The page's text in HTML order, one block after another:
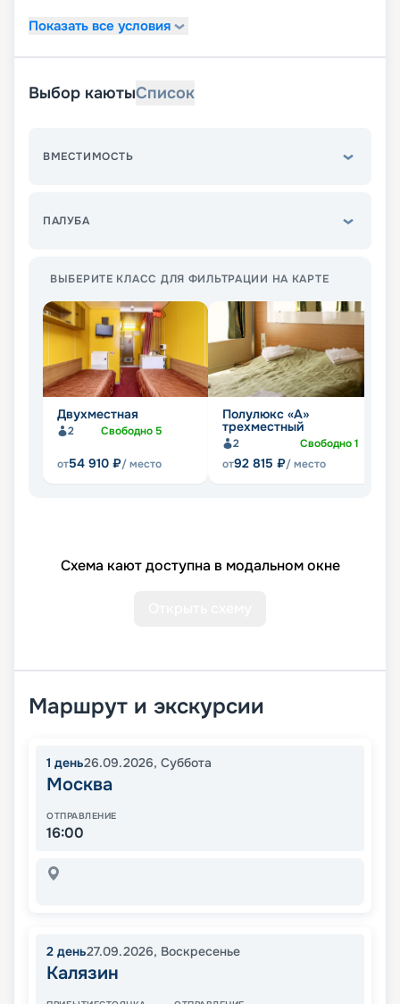
Показать все условия
Выбор каютыСписок
ВМЕСТИМОСТЬ
ПАЛУБА
ВЫБЕРИТЕ КЛАСС ДЛЯ ФИЛЬТРАЦИИ НА КАРТЕ
Двухместная
2 Свободно5
от54 910 ₽/ место
Полулюкс «А»
трехместный
2 Свободно1
от92 815 ₽/ место
Схема кают доступна в модальном окне
Маршрут и экскурсии
1 день26.09.2026, Суббота
Москва
ОТПРАВЛЕНИЕ
16:00
2 день27.09.2026, Воскресенье
Калязин